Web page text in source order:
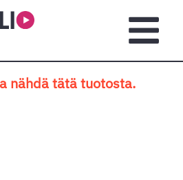
nähdä tätä tuotosta.